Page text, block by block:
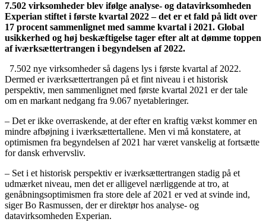
7.502 virksomheder blev ifølge analyse- og datavirksomheden
Experian stiftet i første kvartal 2022 – det er et fald på lidt over
17 procent sammenlignet med samme kvartal i 2021. Global
usikkerhed og høj beskæftigelse tager efter alt at dømme toppen
af iværksættertrangen i begyndelsen af 2022.
7.502 nye virksomheder så dagens lys i første kvartal af 2022.
Dermed er iværksættertrangen på et fint niveau i et historisk
perspektiv, men sammenlignet med første kvartal 2021 er der tale
om en markant nedgang fra 9.067 nyetableringer.
– Det er ikke overraskende, at der efter en kraftig vækst kommer en
mindre afbøjning i iværksættertallene. Men vi må konstatere, at
optimismen fra begyndelsen af 2021 har været vanskelig at fortsætte
for dansk erhvervsliv.
– Set i et historisk perspektiv er iværksættertrangen stadig på et
udmærket niveau, men det er alligevel nærliggende at tro, at
genåbningsoptimismen fra store dele af 2021 er ved at svinde ind,
siger Bo Rasmussen, der er direktør hos analyse- og
datavirksomheden Experian.